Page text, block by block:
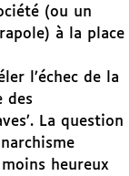
(ou un
à la place
l’échec de la
des
La question
heureux